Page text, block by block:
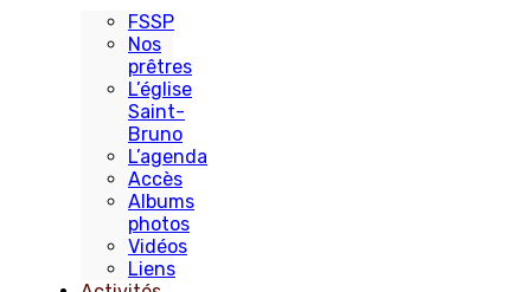
FSSP
Nos
prêtres
L’église
Saint-
Bruno
L’agenda
Accès
Albums
photos
Vidéos
Liens